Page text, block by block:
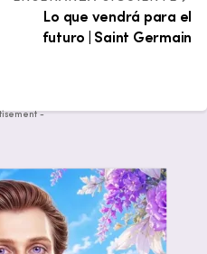
Lo que vendrá para el
futuro | Saint Germain
-